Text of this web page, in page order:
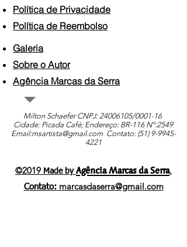
Política de Privacidade
Política de Reembolso
Galeria
Sobre o Autor
Agência Marcas da Serra
Milton Schaefer CNPJ:24006105/0001-16
Cidade: Picada Café; Endereço: BR-116 Nº:2549
Email:msartista@gmail.comContato: (51) 9-9945-
4221
©2019 Made by Agência Marcas da Serra.
Contato: marcasdaserra@gmail.com